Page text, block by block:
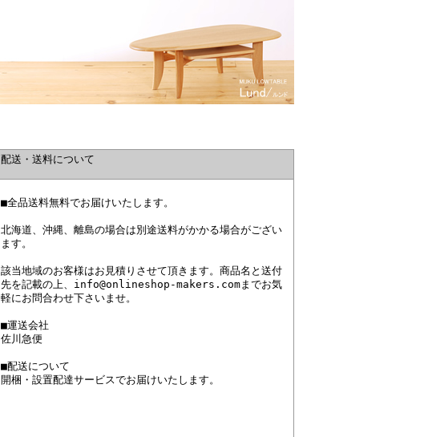
配送・送料について
■全品送料無料でお届けいたします。
北海道、沖縄、離島の場合は別途送料がかかる場合がござい
ます。
該当地域のお客様はお見積りさせて頂きます。商品名と送付
先を記載の上、info@onlineshop-makers.comまでお気
軽にお問合わせ下さいませ。
■運送会社
佐川急便
■配送について
開梱・設置配達サービスでお届けいたします。